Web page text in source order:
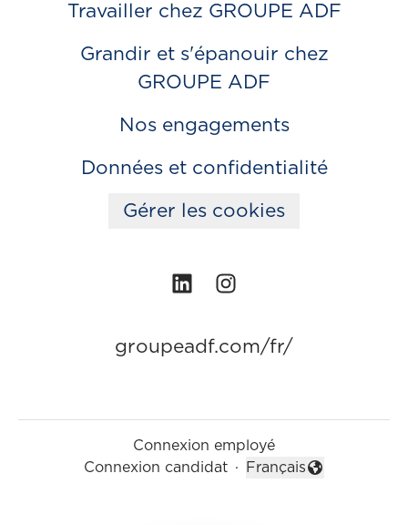
Travailler chez GROUPE ADF
Grandir et s'épanouir chez
GROUPE ADF
Nos engagements
Données et confidentialité
Gérer les cookies
groupeadf.com/fr/
Connexion employé
Connexion candidat ·
Changer la langue
Français